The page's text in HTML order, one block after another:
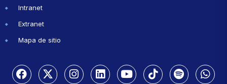
Intranet
Extranet
Mapa de sitio